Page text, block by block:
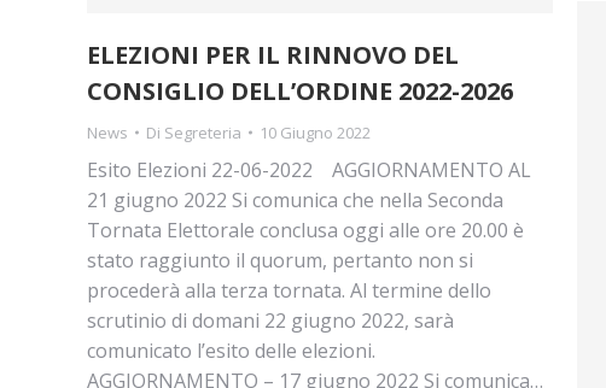
ELEZIONI PER IL RINNOVO DEL
CONSIGLIO DELL’ORDINE 2022-2026
News Di Segreteria 10 Giugno 2022
Esito Elezioni 22-06-2022 AGGIORNAMENTO AL
21 giugno 2022 Si comunica che nella Seconda
Tornata Elettorale conclusa oggi alle ore 20.00 è
stato raggiunto il quorum, pertanto non si
procederà alla terza tornata. Al termine dello
scrutinio di domani 22 giugno 2022, sarà
comunicato l’esito delle elezioni.
AGGIORNAMENTO – 17 giugno 2022 Si comunica…